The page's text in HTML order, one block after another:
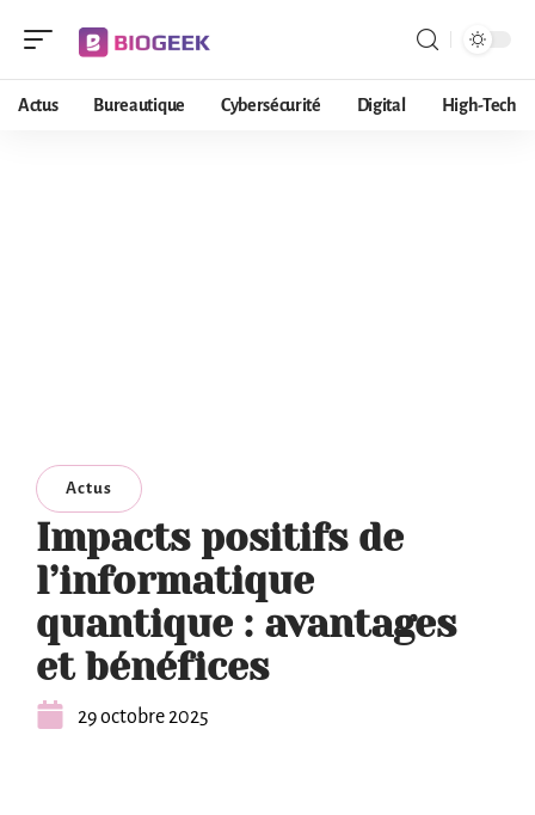
Actus Bureautique Cybersécurité Digital High-Tech
Actus
Impacts positifs de
l’informatique
quantique : avantages
et bénéfices
29 octobre 2025